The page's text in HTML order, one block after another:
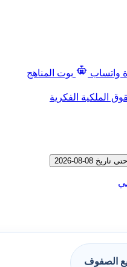
واتساب
بوت المناهج
الملكية الفكرية
الصفوف